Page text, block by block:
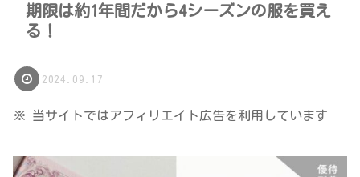
期限は約1年間だから4シーズンの服を買え
る！
2024.09.17
※ 当サイトではアフィリエイト広告を利用しています